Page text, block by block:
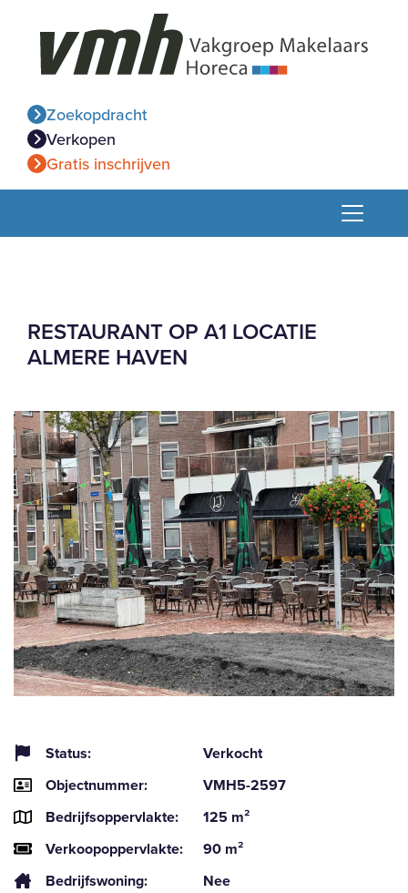
Zoekopdracht
Verkopen
Gratis inschrijven
RESTAURANT OP A1 LOCATIE
ALMERE HAVEN
Status:
Verkocht
Objectnummer:
VMH5-2597
Bedrijfsoppervlakte:
125 m²
Verkoopoppervlakte:
90 m²
Bedrijfswoning:
Nee